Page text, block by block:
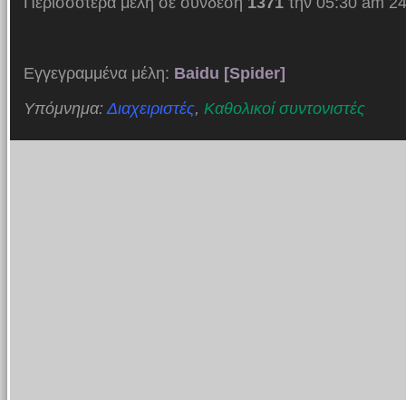
Εγγεγραμμένα μέλη: Baidu [Spider]
Υπόμνημα:Διαχειριστές, Καθολικοί συντονιστές